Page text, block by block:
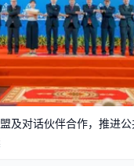
及对话伙伴合作，推进